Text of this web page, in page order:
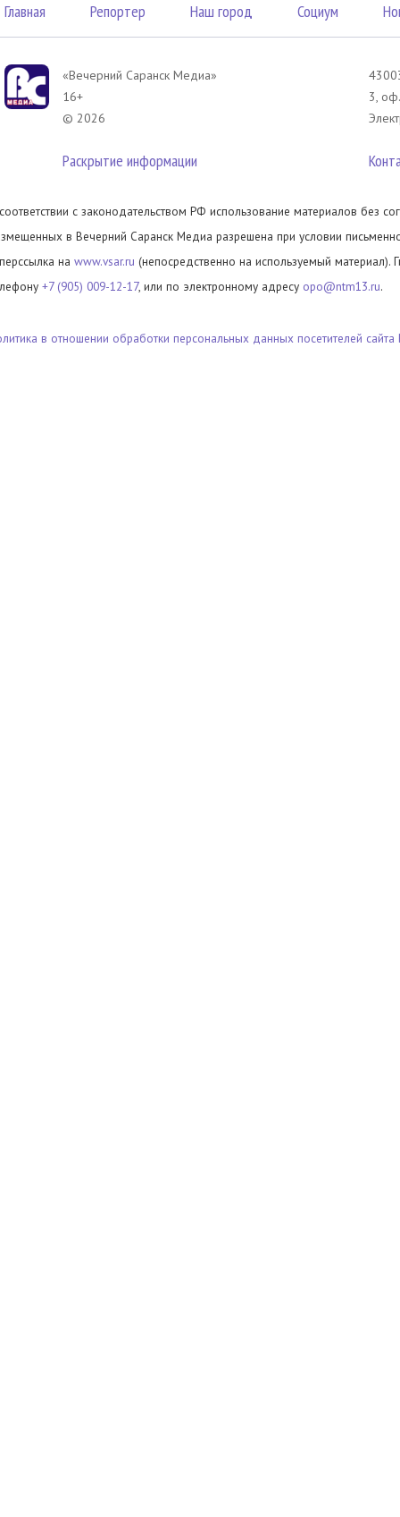
Главная Репортер Наш город Социум
«Вечерний Саранск Mедиа»
16+
© 2026
Раскрытие информации
3,
с законодательством РФ использование материалов без
в Вечерний Саранск Медиа разрешена при условии
на www.vsar.ru (непосредственно на используемый материал).
+7 (905) 009-12-17, или по электронному адресу opo@ntm13.ru.
в отношении обработки персональных данных посетителей